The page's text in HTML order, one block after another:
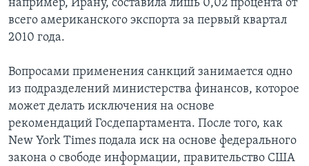
например, Ирану, составила лишь 0,02 процента от
всего американского экспорта за первый квартал
2010 года.
Вопросами применения санкций занимается одно
из подразделений министерства финансов, которое
может делать исключения на основе
рекомендаций Госдепартамента. После того, как
New York Times подала иск на основе федерального
закона о свободе информации, правительство США